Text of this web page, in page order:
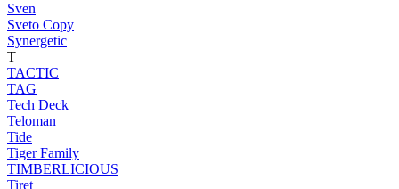
Sven
Sveto Copy
Synergetic
T
TACTIC
TAG
Tech Deck
Teloman
Tide
Tiger Family
TIMBERLICIOUS
Tiret